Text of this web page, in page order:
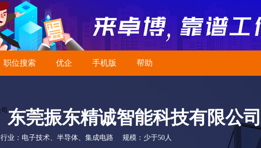
职位搜索 优企 手机版 帮助
东莞振东精诚智能科技有限公司
行业： 电子技术、半导体、集成电路 规模： 少于50人